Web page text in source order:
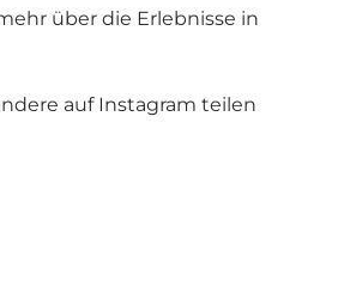
über die Erlebnisse in
auf Instagram teilen